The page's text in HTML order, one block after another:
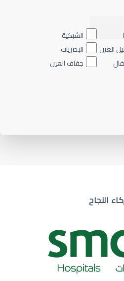
اليسرى
الشبكية
العين
البصريات
جفاف العين
النجاح